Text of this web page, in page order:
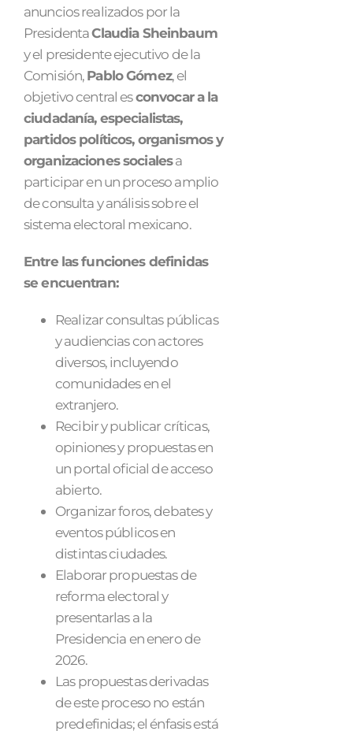
anuncios realizados por la
PresidentaClaudia Sheinbaum
y el presidente ejecutivo de la
Comisión,Pablo Gómez, el
objetivo central esconvocar a la
ciudadanía, especialistas,
partidos políticos, organismos y
organizaciones socialesa
participar en un proceso amplio
de consulta y análisis sobre el
sistema electoral mexicano.
Entre las funciones definidas
se encuentran:
Realizar consultas públicas
y audiencias con actores
diversos, incluyendo
comunidades en el
extranjero.
Recibir y publicar críticas,
opiniones y propuestas en
un portal oficial de acceso
abierto.
Organizar foros, debates y
eventos públicos en
distintas ciudades.
Elaborar propuestas de
reforma electoral y
presentarlas a la
Presidencia en enero de
2026.
Las propuestas derivadas
de este proceso no están
predefinidas; el énfasis está